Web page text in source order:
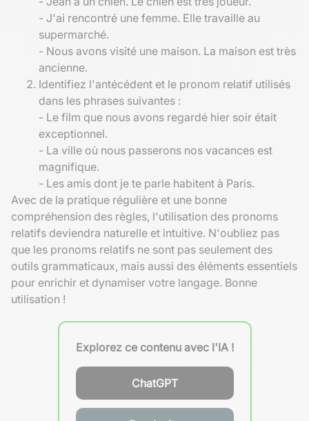
- J'ai rencontré une femme. Elle travaille au
supermarché.
- Nous avons visité une maison. La maison est très
ancienne.
Identifiez l'antécédent et le pronom relatif utilisés
dans les phrases suivantes :
- Le film que nous avons regardé hier soir était
exceptionnel.
- La ville où nous passerons nos vacances est
magnifique.
- Les amis dont je te parle habitent à Paris.
Avec de la pratique régulière et une bonne
compréhension des règles, l'utilisation des pronoms
relatifs deviendra naturelle et intuitive. N'oubliez pas
que les pronoms relatifs ne sont pas seulement des
outils grammaticaux, mais aussi des éléments essentiels
pour enrichir et dynamiser votre langage. Bonne
utilisation !
Explorez ce contenu avec l'IA !
ChatGPT